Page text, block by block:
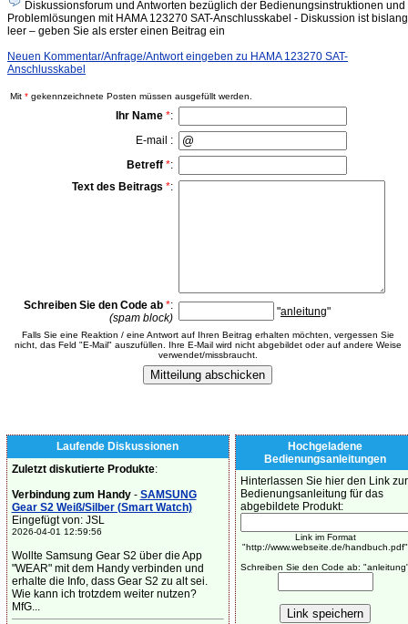
Diskussionsforum und Antworten bezüglich der Bedienungsinstruktionen und
Problemlösungen mit HAMA 123270 SAT-Anschlusskabel - Diskussion ist bislang
leer – geben Sie als erster einen Beitrag ein
Neuen Kommentar/Anfrage/Antwort eingeben zu HAMA 123270 SAT-
Anschlusskabel
Mit * gekennzeichnete Posten müssen ausgefüllt werden.
Ihr Name *:
E-mail :
Betreff *:
Text des Beitrags *:
Schreiben Sie den Code ab *:
(spam block)
"anleitung"
Falls Sie eine Reaktion / eine Antwort auf Ihren Beitrag erhalten möchten, vergessen Sie
nicht, das Feld "E-Mail" auszufüllen. Ihre E-Mail wird nicht abgebildet oder auf andere Weise
verwendet/missbraucht.
Laufende Diskussionen
Zuletzt diskutierte Produkte:
Verbindung zum Handy- SAMSUNG
Gear S2 Weiß/Silber (Smart Watch)
Eingefügt von: JSL
2026-04-01 12:59:56
Wollte Samsung Gear S2 über die App
"WEAR" mit dem Handy verbinden und
erhalte die Info, dass Gear S2 zu alt sei.
Wie kann ich trotzdem weiter nutzen?
MfG...
Hochgeladene
Bedienungsanleitungen
Hinterlassen Sie hier den Link zur
Bedienungsanleitung für das
abgebildete Produkt:
Link im Format
"http://www.webseite.de/handbuch.pdf"
Schreiben Sie den Code ab: